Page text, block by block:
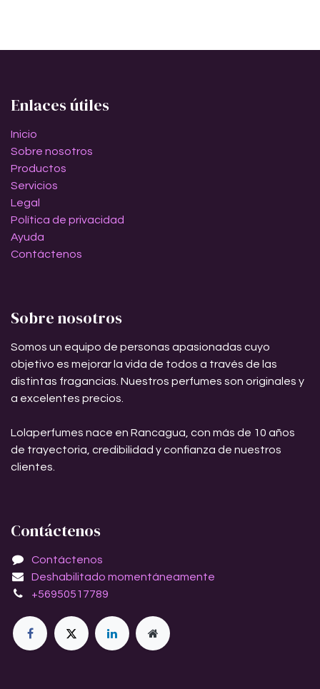
Enlaces útiles
Inicio
Sobre nosotros
Productos
Servicios
Legal
Política de privacidad
Ayuda
Contáctenos
Sobre nosotros
Somos un equipo de personas apasionadas cuyo
objetivo es mejorar la vida de todos a través de las
distintas fragancias. Nuestros perfumes son originales y
a excelentes precios.
Lolaperfumes nace en Rancagua, con más de 10 años
de trayectoria, credibilidad y confianza de nuestros
clientes.
Contáctenos
Contáctenos
Deshabilitado momentáneamente
+56950517789